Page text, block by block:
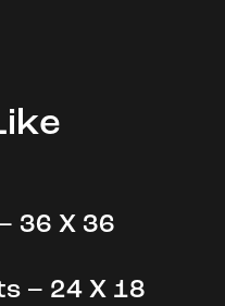
36 X 36
– 24 X 18